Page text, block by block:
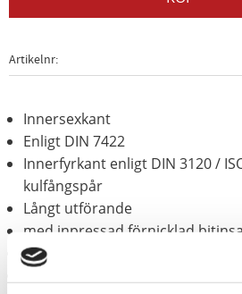
Artikelnr
Innersexkant
Enligt DIN 7422
Innerfyrkant enligt DIN 3120 /
kulfångspår
Långt utförande
med inpressad förnicklad
för manuell hantering